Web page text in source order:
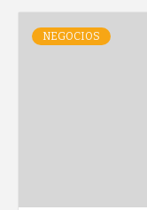
NEGOCIOS